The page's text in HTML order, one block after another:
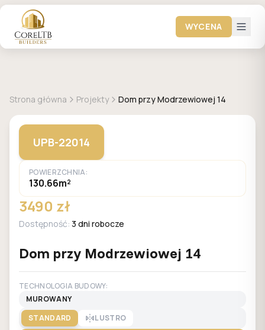
WYCENA
Strona główna Projekty Dom przy Modrzewiowej 14
UPB-22014
POWIERZCHNIA:
130.66m²
3490 zł
Dostępność: 3 dni robocze
Dom przy Modrzewiowej 14
TECHNOLOGIA BUDOWY:
MUROWANY
STANDARD
LUSTRO